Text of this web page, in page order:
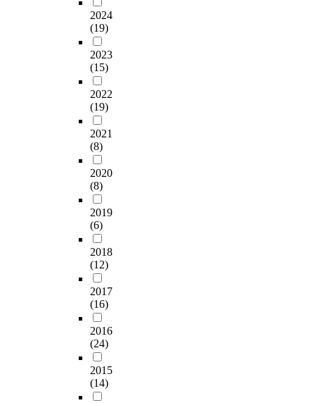
2024
(19)
2023
(15)
2022
(19)
2021
(8)
2020
(8)
2019
(6)
2018
(12)
2017
(16)
2016
(24)
2015
(14)